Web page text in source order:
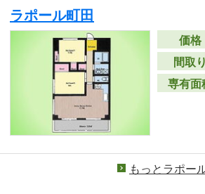
ラポール町田
価格
間取り
専有面
もっとラポー